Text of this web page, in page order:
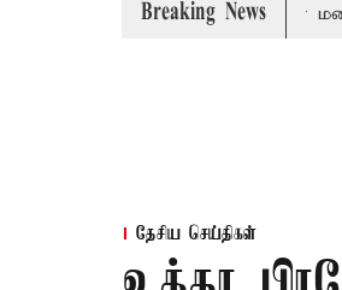
Breaking News
மாவட்டங்களுக்கு கன மழை
தேசிய செய்திகள்